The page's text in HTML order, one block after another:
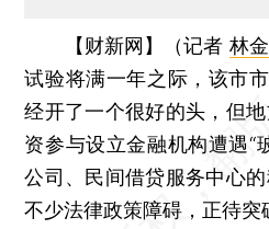
【财新网】（记者 林
试验将满一年之际，该市
经开了一个很好的头，但
资参与设立金融机构遭遇“
公司、民间借贷服务中心
不少法律政策障碍，正待突